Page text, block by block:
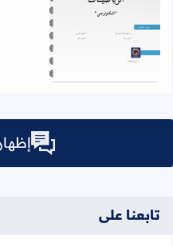
اقرأ المزيد عن اختبار
تابعنا على